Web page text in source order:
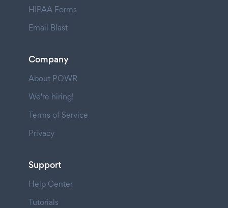
HIPAA Forms
Email Blast
Company
About POWR
We're hiring!
Terms of Service
Privacy
Support
Help Center
Tutorials